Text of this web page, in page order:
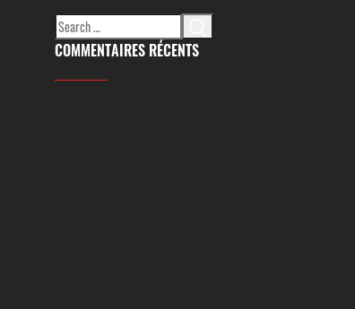
Search
for:
COMMENTAIRES RÉCENTS